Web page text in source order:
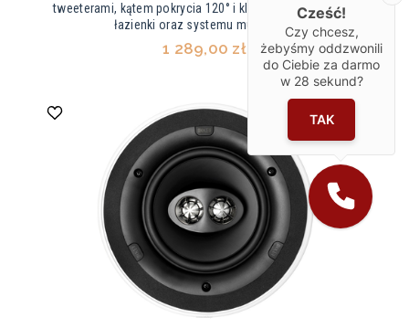
tweeterami, kątem pokrycia 120° i klasą IP64. Idealny do
łazienki oraz systemu multiroom.
1 289,00 zł
Cześć!
Czy chcesz,
żebyśmy oddzwonili
do Ciebie za darmo
w 28 sekund?
TAK